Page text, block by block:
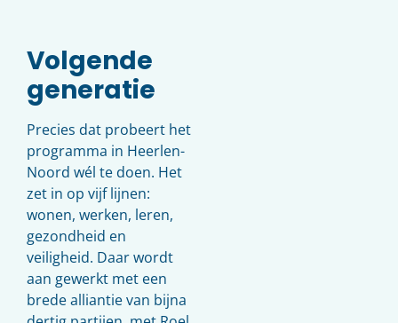
Volgende
generatie
Precies dat probeert het
programma in Heerlen-
Noord wél te doen. Het
zet in op vijf lijnen:
wonen, werken, leren,
gezondheid en
veiligheid. Daar wordt
aan gewerkt met een
brede alliantie van bijna